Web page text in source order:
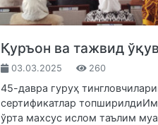
Қуръон ва тажвид
03.03.2025 260
45-давра гуруҳ
сертификатлар
ўрта махсус ислом таълим